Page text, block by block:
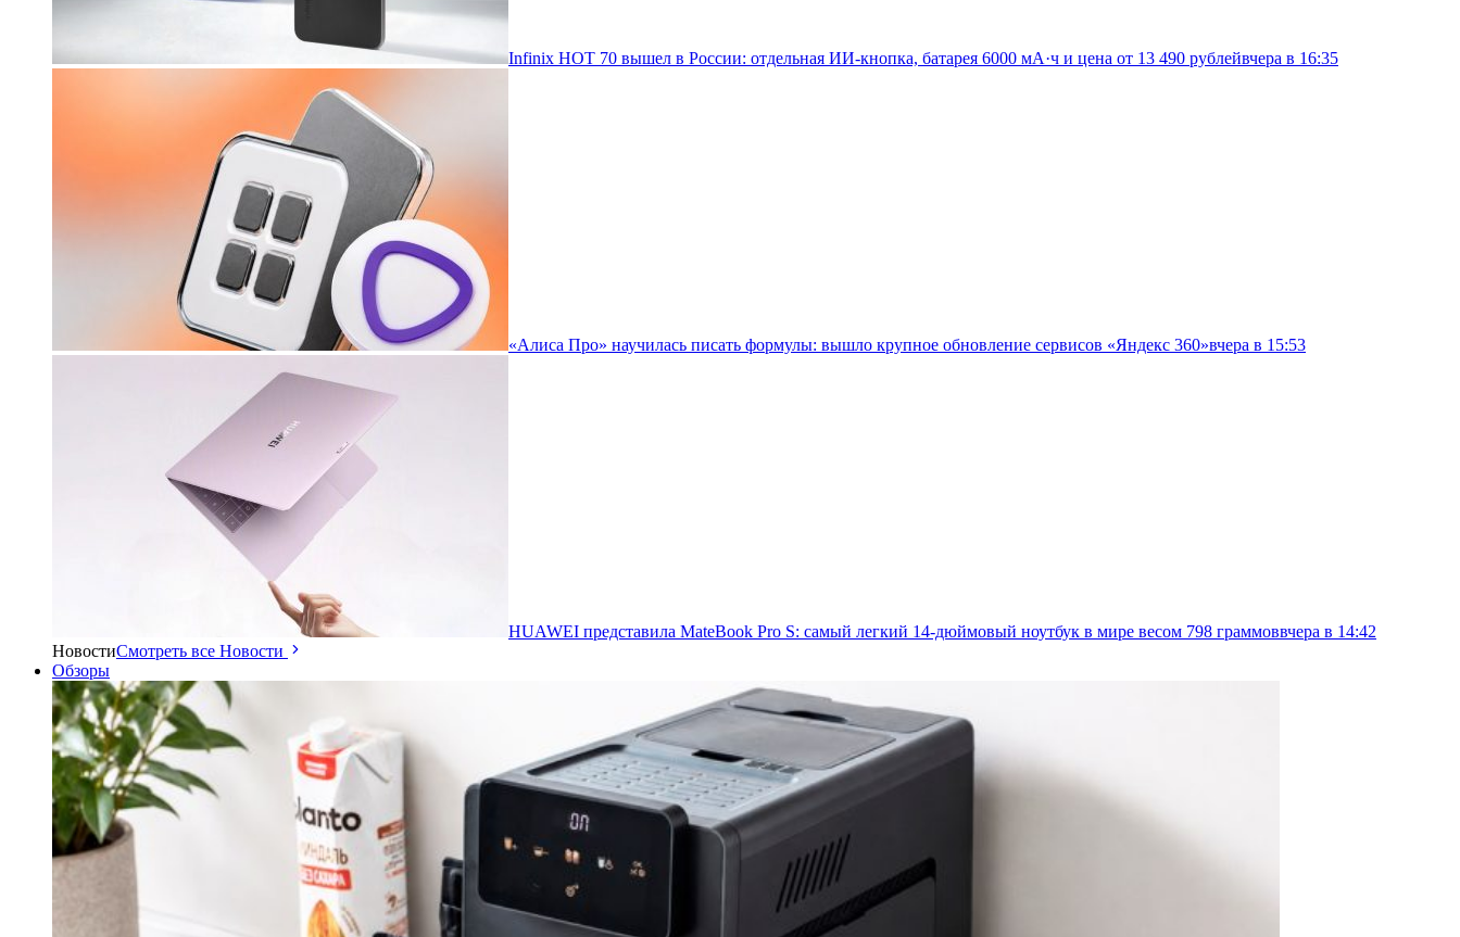
Infinix HOT 70 вышел в России: отдельная ИИ-кнопка, батарея 6000 мА·ч и цена от 13 490 рублейвчера в 16:35
«Алиса Про» научилась писать формулы: вышло крупное обновление сервисов «Яндекс 360»вчера в 15:53
HUAWEI представила MateBook Pro S: самый легкий 14-дюймовый ноутбук в мире весом 798 граммоввчера в 14:42
НовостиСмотреть все Новости
Обзоры